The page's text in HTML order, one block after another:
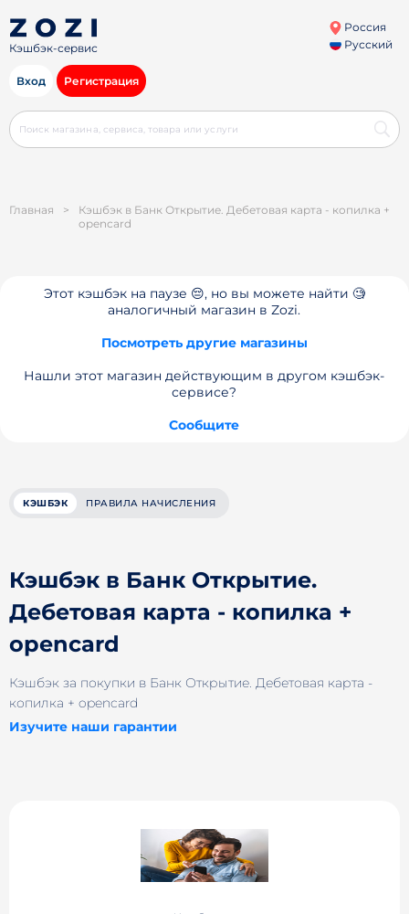
Кэшбэк-сервис
Россия
Русский
Вход Регистрация
Главная >
Кэшбэк в Банк Открытие. Дебетовая карта - копилка +
opencard
Этот кэшбэк на паузе 😔, но вы можете найти 🧐
аналогичный магазин в Zozi.
Посмотреть другие магазины
Нашли этот магазин действующим в другом кэшбэк-
сервисе?
Сообщите
КЭШБЭК ПРАВИЛА НАЧИСЛЕНИЯ
Кэшбэк в Банк Открытие.
Дебетовая карта - копилка +
opencard
Кэшбэк за покупки в Банк Открытие. Дебетовая карта -
копилка + opencard
Изучите наши гарантии